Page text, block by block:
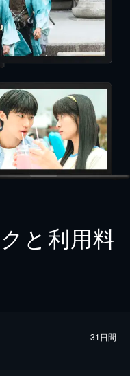
と利用料
31日間